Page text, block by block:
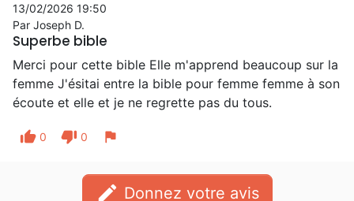
13/02/2026 19:50
Par Joseph D.
Superbe bible
Merci pour cette bible Elle m'apprend beaucoup sur la
femme J'ésitai entre la bible pour femme femme à son
écoute et elle et je ne regrette pas du tous.
thumb_up 0 thumb_down 0 flag
edit Donnez votre avis